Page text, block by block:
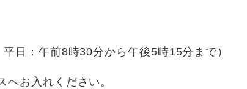
日：午前8時30分から午後5時15分まで）
お入れください。